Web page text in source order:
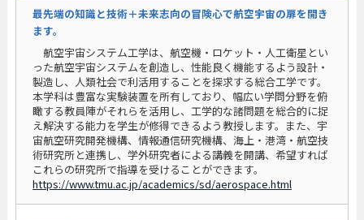
最先端の知識と技術＋未来志向の冒険心で航空宇宙の扉を開き
ます。
航空宇宙システム工学は、航空機・ロケット・人工衛星とい
った航空宇宙システムを創造し、性能良く機能するよう設計・
製造し、人類社会で利活用することを探求する総合工学です。
本学科は豊富な実験装置を所有しており、幅広い学問分野を俯
瞰する教員陣がそれらを活用し、工学的な諸問題を総合的に捉
え解決する能力を学生が修得できるよう教授します。また、宇
宙航空研究開発機構、情報通信研究機構、海上・港湾・航空技
術研究所と連携し、学外研究者による講義を開講、希望すれば
これらの研究所で指導を受けることができます。
https://www.tmu.ac.jp/academics/sd/aerospace.html